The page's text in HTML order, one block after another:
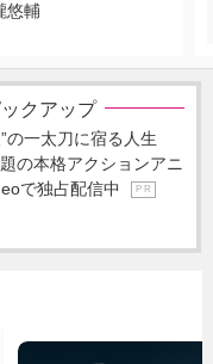
悠輔
ックアップ
の一太刀に宿る人生
の本格アクションアニ
で独占配信中
P R